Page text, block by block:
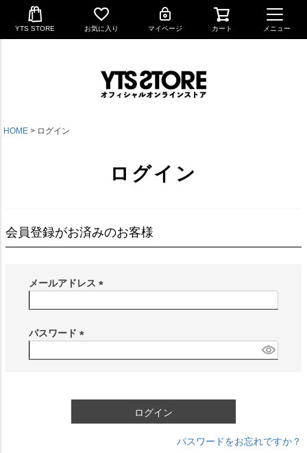
YTS STORE お気に入り マイページ カート メニュー
HOME ログイン
ログイン
会員登録がお済みのお客様
メールアドレス
)
パスワード
ログイン
パスワードをお忘れですか？